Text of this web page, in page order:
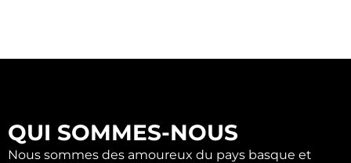
QUI SOMMES-NOUS
Nous sommes des amoureux du pays basque et